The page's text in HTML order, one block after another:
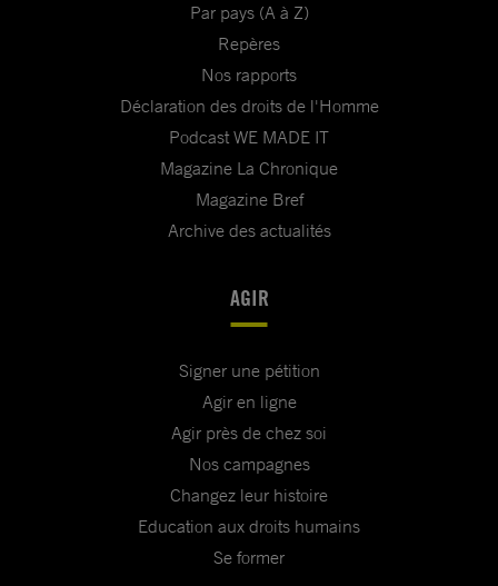
Par pays (A à Z)
Repères
Nos rapports
Déclaration des droits de l'Homme
Podcast WE MADE IT
Magazine La Chronique
Magazine Bref
Archive des actualités
AGIR
Signer une pétition
Agir en ligne
Agir près de chez soi
Nos campagnes
Changez leur histoire
Education aux droits humains
Se former